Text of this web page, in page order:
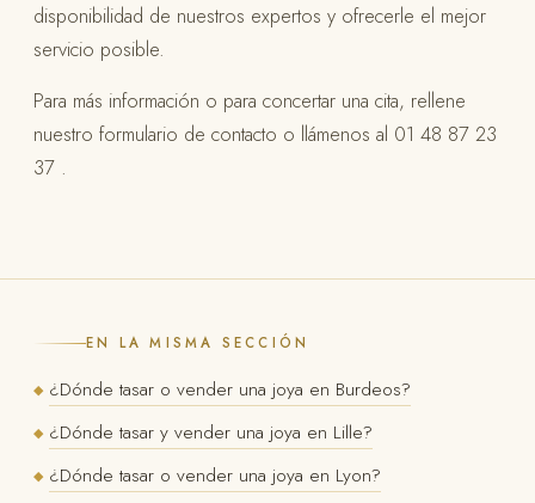
disponibilidad de nuestros expertos y ofrecerle el mejor
servicio posible.
Para más información o para concertar una cita, rellene
nuestro formulario de contacto o llámenos al 01 48 87 23
37 .
EN LA MISMA SECCIÓN
◆ ¿Dónde tasar o vender una joya en Burdeos?
◆ ¿Dónde tasar y vender una joya en Lille?
◆ ¿Dónde tasar o vender una joya en Lyon?